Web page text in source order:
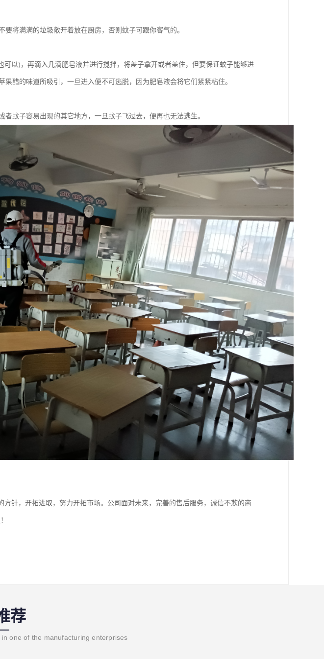
将满满的垃圾敞开着放在厨房，否则蚊子可跟你客气的。
以)，再滴入几滴肥皂液并进行搅拌，将盖子拿开或者盖住，但要保证蚊子能够进
醋的味道所吸引，一旦进入便不可逃脱，因为肥皂液会将它们紧紧粘住。
蚊子容易出现的其它地方，一旦蚊子飞过去，便再也无法逃生。
方针，开拓进取，努力开拓市场。公司面对未来，完善的售后服务，诚信不欺的商
荐
one of the manufacturing enterprises